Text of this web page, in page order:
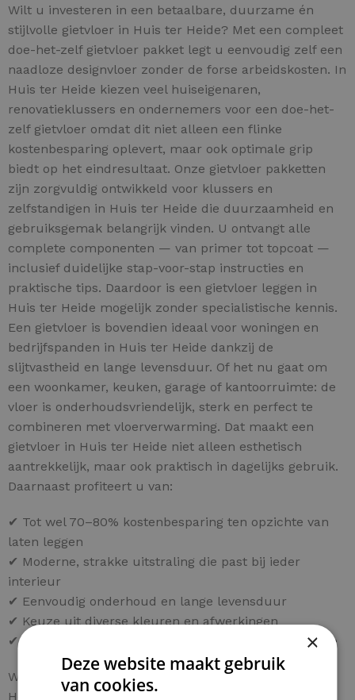
Wilt u investeren in een betaalbare, duurzame én
stijlvolle gietvloer in Huis ter Heide? Met een compleet
doe-het-zelf gietvloer pakket legt u eenvoudig zelf een
naadloze designvloer zonder de forse arbeidskosten. In
Huis ter Heide kiezen veel huiseigenaren,
renovatieklussers en ondernemers voor een doe-het-
zelf gietvloer omdat dit niet alleen een flinke
kostenbesparing oplevert, maar ook optimale grip
biedt op het eindresultaat. Onze gietvloer pakketten
zijn zorgvuldig ontwikkeld voor klussers en
zelfstandigen in Huis ter Heide die duurzaamheid en
gebruiksgemak belangrijk vinden. U ontvangt alle
complete componenten — van primer tot topcoat —
inclusief duidelijke stap-voor-stap instructies en
praktische tips. Daardoor is een gietvloer leggen in
Huis ter Heide mogelijk zonder specialistische kennis.
Een gietvloer is bovendien ideaal voor woningen en
bedrijfspanden in Huis ter Heide dankzij de
slijtvastheid en lange levensduur. Of het nu gaat om
een woonkamer, keuken, garage of kantoorruimte: de
vloer is onderhoudsvriendelijk, sterk en perfect te
combineren met vloerverwarming. Dat maakt een
gietvloer in Huis ter Heide niet alleen esthetisch
aantrekkelijk, maar ook praktisch in dagelijks gebruik.
Daarnaast profiteert u van:
✔ Tot wel 70–80% kostenbesparing ten opzichte van
laten leggen
✔ Moderne, strakke uitstraling die past bij ieder
interieur
✔ Eenvoudig onderhoud en lange levensduur
✔ Keuze uit diverse kleuren en afwerkingen
✔ Persoonlijk advies voor uw project in Huis ter Heide
Wilt u ook een hoogwaardige gietvloer in Huis ter
Heide realiseren tegen een fractie van de normale
×
Deze website maakt gebruik
van cookies.